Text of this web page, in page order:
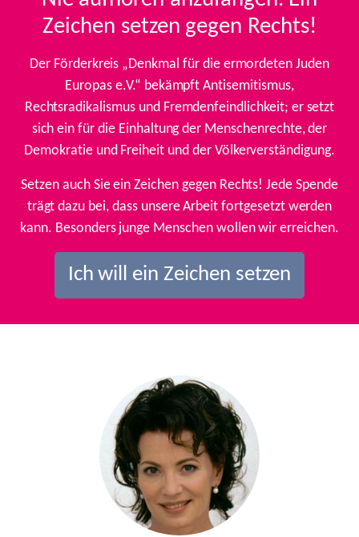
Zeichen setzen gegen Rechts!
Der Förderkreis „Denkmal für die ermordeten Juden
Europas e.V.“ bekämpft Antisemitismus,
Rechtsradikalismus und Fremdenfeindlichkeit; er setzt
sich ein für die Einhaltung der Menschenrechte, der
Demokratie und Freiheit und der Völkerverständigung.
Setzen auch Sie ein Zeichen gegen Rechts! Jede Spende
trägt dazu bei, dass unsere Arbeit fortgesetzt werden
kann. Besonders junge Menschen wollen wir erreichen.
Ich will ein Zeichen setzen